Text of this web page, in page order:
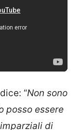
“Non sono
posso essere
di